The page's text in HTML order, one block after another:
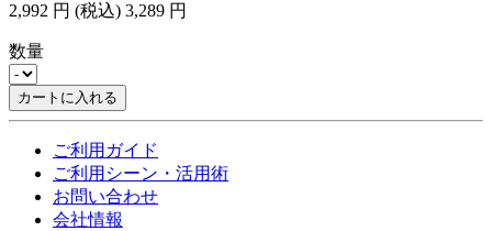
2,992 円 (税込) 3,289 円
数量
カートに入れる
ご利用ガイド
ご利用シーン・活用術
お問い合わせ
会社情報